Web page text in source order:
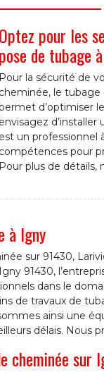
Optez pour les
pose de tubage
Pour la sécurité de
cheminée, le tubage
d’optimiser
envisagez
est un professionnel
compétences pour
Pour plus de détails,
à Igny
sur 91430,
91430,
dans le
de travaux de
ainsi une
délais. Nous
cheminée sur